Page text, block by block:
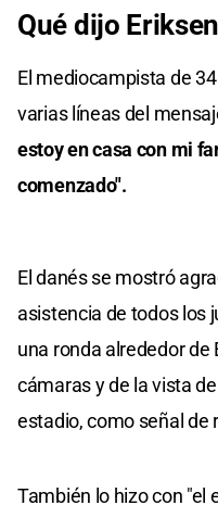
Qué dijo Eriksen
El mediocampista de
varias líneas del
estoy en casa con mi
comenzado".
El danés se mostró
asistencia de todos los
una ronda alrededor de
cámaras y de la vista
estadio, como señal de
También lo hizo con "el